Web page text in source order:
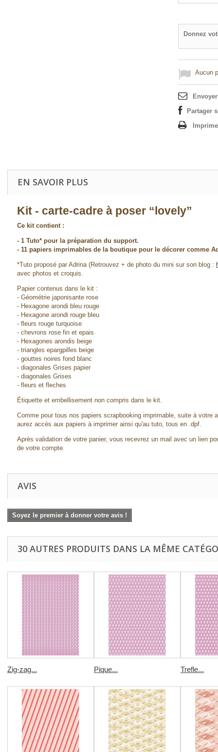
Donnez
Aucun
Partager
EN SAVOIR PLUS
Kit - carte-cadre à poser “lovely”
Ce kit contient :
- 1 Tuto* pour la préparation du support.
- 11 papiers imprimables de la boutique pour le décorer comme
*Tuto proposé par Adrina (Retrouvez + de photo du mini sur son blog :
avec photos et croquis.
Papier contenus dans le kit :
- Géométrie japonisante rose
- Hexagone arondi bleu rouge
- Hexagone arondi rouge bleu
- fleurs rouge turquoise
- chevrons rose fin et epais
- Hexagones arondis beige
- triangles epargpilles beige
- gouttes noires fond blanc
- diagonales Grises papier
- diagonales Grises
- fleurs et fleches
Étiquette et embellisement non compris dans le kit.
Comme pour tous nos papiers scrapbooking imprimable, suite à
aurez accès aux papiers à imprimer ainsi qu'au tuto, tous en .dpf.
Après validation de votre panier, vous recevrez un mail avec un lien
de votre compte.
AVIS
Soyez le premier à donner votre avis !
30 AUTRES PRODUITS DANS LA MÊME
Zig-zag... Pique... Trefle...